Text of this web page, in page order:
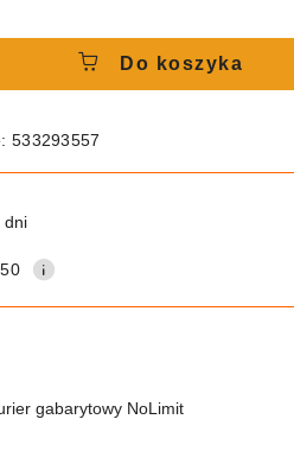
Do koszyka
533293557
dni
gabarytowy NoLimit